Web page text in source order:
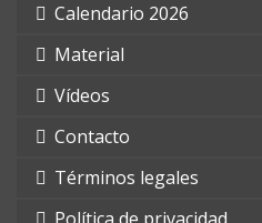
Calendario 2026
Material
Vídeos
Contacto
Términos legales